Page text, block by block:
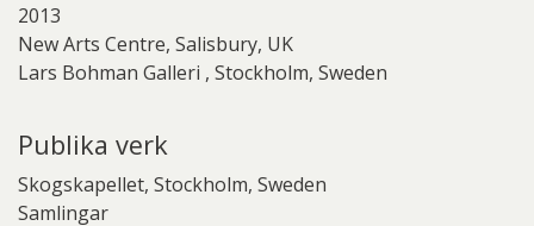
2013
New Arts Centre, Salisbury, UK
Lars Bohman Galleri , Stockholm, Sweden
Publika verk
Skogskapellet, Stockholm, Sweden
Samlingar